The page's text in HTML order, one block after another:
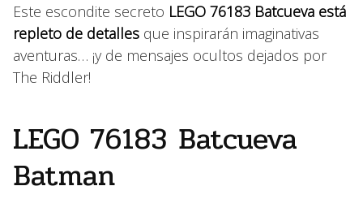
Este escondite secreto LEGO 76183 Batcueva está
repleto de detalles que inspirarán imaginativas
aventuras… ¡y de mensajes ocultos dejados por
The Riddler!
LEGO 76183 Batcueva
Batman